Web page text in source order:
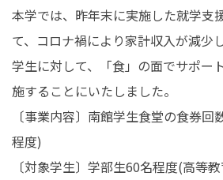
保護者の皆さまへ 病院・
附属施設・関連施設 個人情
本学では、昨年末に実施した就学支
て、コロナ禍により家計収入が減少
学生に対して、「食」の面でサポー
施することにいたしました。
〔事業内容〕南館学生食堂の食券
程度)
〔対象学生〕学部生60名程度(高等